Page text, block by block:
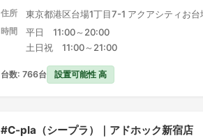
住所 東京都港区台場1丁目7-1 アクアシティお台
時間
平日 11:00～20:00
土日祝 11:00～21:00
台数: 766台 設置可能性 高
#C-pla（シープラ）｜アドホック新宿店